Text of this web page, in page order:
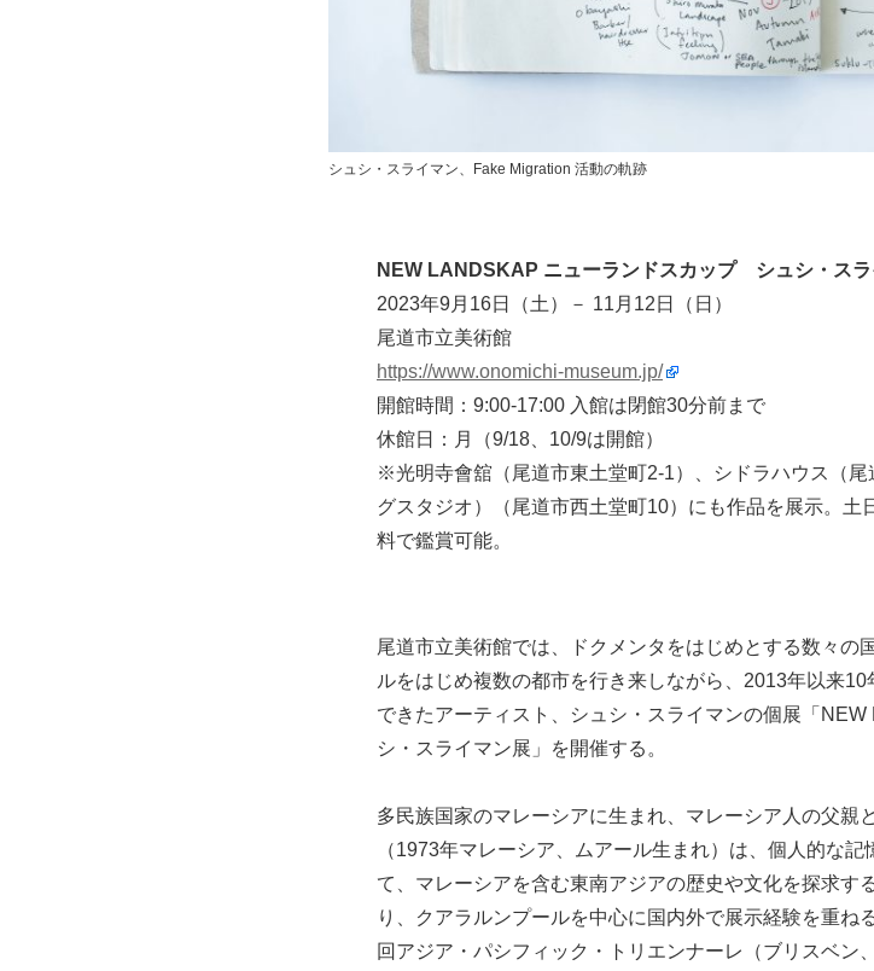
シュシ・スライマン、Fake Migration 活動の軌跡
NEW LANDSKAP ニューランドスカップ シュシ・スラ
2023年9月16日（土）－ 11月12日（日）
尾道市立美術館
https://www.onomichi-museum.jp/
開館時間：9:00-17:00 入館は閉館30分前まで
休館日：月（9/18、10/9は開館）
※光明寺會舘（尾道市東土堂町2-1）、シドラハウス（
グスタジオ）（尾道市西土堂町10）にも作品を展示。
料で鑑賞可能。
尾道市立美術館では、ドクメンタをはじめとする数々の
ルをはじめ複数の都市を行き来しながら、2013年以来
できたアーティスト、シュシ・スライマンの個展「
シ・スライマン展」を開催する。
多民族国家のマレーシアに生まれ、マレーシア人の父親
（1973年マレーシア、ムアール生まれ）は、個人的な
て、マレーシアを含む東南アジアの歴史や文化を探求す
り、クアラルンプールを中心に国内外で展示経験を重
回アジア・パシフィック・トリエンナーレ（ブリスベン